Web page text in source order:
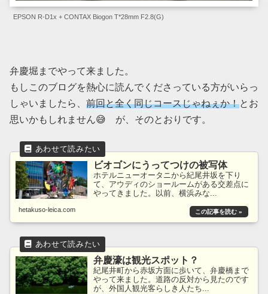
EPSON R-D1x + CONTAX Biogon T*28mm F2.8(G)
弁慶堀までやって来ました。
もしこのブログを熱心に読んでくださっている方がいらっ
しゃいましたら、 前回と全く同じコースじゃねぇか！とお
思いかもしれません😅 が、そのとおりです。
ビオゴンにうってつけの被写体
ホテルニューオータニから紀尾井坂を下り
て、アウディのショールームがある交差点に
やってきました。以前、横浜みな...
hetakuso-leica.com
弁慶濠は観光スポット？
紀尾井町から赤坂方面に歩いて、弁慶橋まで
やって来ました。道路の反対から見たのです
が、外国人観光客らしき人たち...